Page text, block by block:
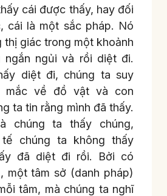
cái được thấy, hay đối
cái là một sắc pháp. Nó
giác trong một khoảnh
ngắn ngủi và rồi diệt đi.
diệt đi, chúng ta suy
mắc về đồ vật và con
ta tin rằng mình đã thấy.
chúng ta thấy chúng,
chúng ta không thấy
đã diệt đi rồi. Bởi có
một tâm sở (danh pháp)
tâm, mà chúng ta nghĩ